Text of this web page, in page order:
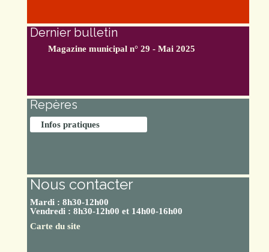
Dernier bulletin
Magazine municipal n° 29 - Mai 2025
Repères
Infos pratiques
Nous contacter
Mardi : 8h30-12h00
Vendredi : 8h30-12h00 et 14h00-16h00
Carte du site